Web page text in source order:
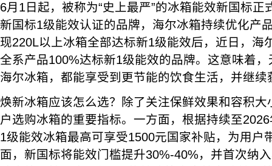
6月1日起，被称为“史上最严”的冰箱能效新国标正
新国标1级能效认证的品牌，海尔冰箱持续优化产
现220L以上冰箱全部达标新1级能效后，近日，海
全系产品100%达标新1级能效的品牌。这意味着
海尔冰箱，都能享受到更节能的饮食生活，并继
焕新冰箱应该怎么选？除了关注保鲜效果和容积
户选购冰箱的重要指标。一方面，根据持续至
1级能效冰箱最高可享受1500元国家补贴，为用户
面，新国标将能效门槛提升30%-40%，并首次纳